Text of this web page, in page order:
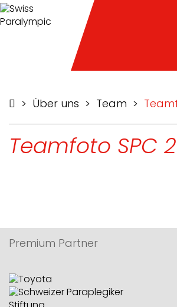
> Über uns > Team >
Teamfoto SPC
Premium Partner